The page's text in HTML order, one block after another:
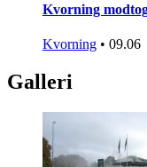
Kvorning
Kvorning • 09.06
Galleri